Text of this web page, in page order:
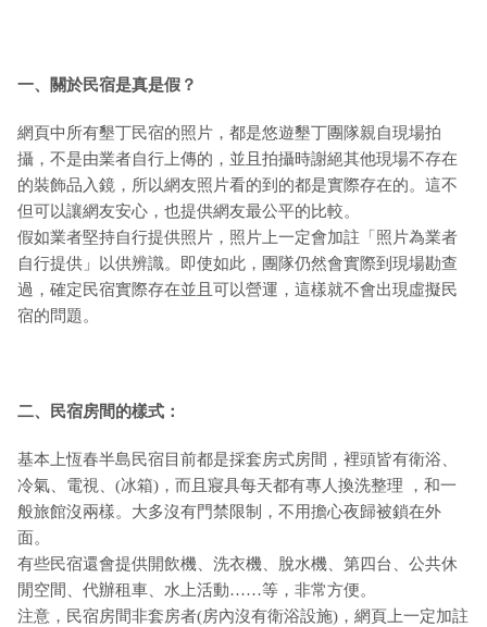
一、關於民宿是真是假？
網頁中所有墾丁民宿的照片，都是悠遊墾丁團隊親自現場拍
攝，不是由業者自行上傳的，並且拍攝時謝絕其他現場不存在
的裝飾品入鏡，所以網友照片看的到的都是實際存在的。這不
但可以讓網友安心，也提供網友最公平的比較。
假如業者堅持自行提供照片，照片上一定會加註「照片為業者
自行提供」以供辨識。即使如此，團隊仍然會實際到現場勘查
過，確定民宿實際存在並且可以營運，這樣就不會出現虛擬民
宿的問題。
二、民宿房間的樣式：
基本上恆春半島民宿目前都是採套房式房間，裡頭皆有衛浴、
冷氣、電視、(冰箱)，而且寢具每天都有專人換洗整理 ，和一
般旅館沒兩樣。大多沒有門禁限制，不用擔心夜歸被鎖在外
面。
有些民宿還會提供開飲機、洗衣機、脫水機、第四台、公共休
閒空間、代辦租車、水上活動……等，非常方便。
注意，民宿房間非套房者(房內沒有衛浴設施)，網頁上一定加註